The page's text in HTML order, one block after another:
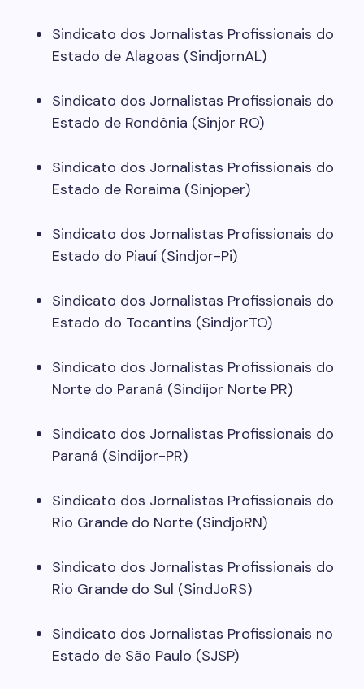
Sindicato dos Jornalistas Profissionais do
Estado de Alagoas (SindjornAL)
Sindicato dos Jornalistas Profissionais do
Estado de Rondônia (Sinjor RO)
Sindicato dos Jornalistas Profissionais do
Estado de Roraima (Sinjoper)
Sindicato dos Jornalistas Profissionais do
Estado do Piauí (Sindjor-Pi)
Sindicato dos Jornalistas Profissionais do
Estado do Tocantins (SindjorTO)
Sindicato dos Jornalistas Profissionais do
Norte do Paraná (Sindijor Norte PR)
Sindicato dos Jornalistas Profissionais do
Paraná (Sindijor-PR)
Sindicato dos Jornalistas Profissionais do
Rio Grande do Norte (SindjoRN)
Sindicato dos Jornalistas Profissionais do
Rio Grande do Sul (SindJoRS)
Sindicato dos Jornalistas Profissionais no
Estado de São Paulo (SJSP)